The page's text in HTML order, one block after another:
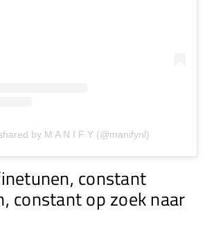
by M A N I F Y (@manifynl)
constant
constant op zoek naar